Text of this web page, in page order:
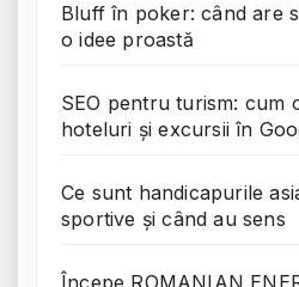
Bluff în poker: când are
o idee proastă
SEO pentru turism: cum
hoteluri și excursii în
Ce sunt handicapurile
sportive și când au sens